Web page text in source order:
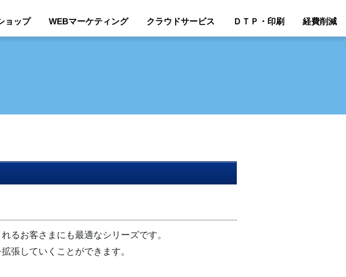
ョップ WEBマーケティング クラウドサービス ＤＴＰ・印刷 経費削減
るお客さまにも最適なシリーズです。
張していくことができます。